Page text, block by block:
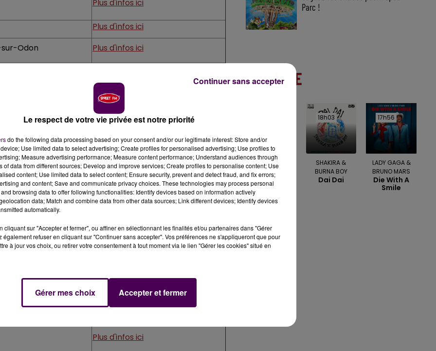
Plus d'infos ici
Plus d'infos ici
Odon Plus d'infos ici
Plus d'infos ici
Odon Plus d'infos ici
Plus d'infos ici
Plus d'infos ici
Plus d'infos ici
sur-Orne Plus d'infos ici
Plus d'infos ici
Parc !
À LA UNE
ED SHEERAN
Perfect
18h03
18h03
SHAKIRA &
BURNA BOY
Dai Dai
17h56
17h56
LADY GAGA &
BRUNO MARS
Die With A
Smile
Le respect de votre vie privée est notre priorité
do the following data processing based on your consent and/or our legitimate interest: Store and/or
Use limited data to select advertising; Create profiles for personalised advertising; Use profiles to
Measure advertising performance; Measure content performance; Understand audiences through
of data from different sources; Develop and improve services; Create profiles to personalise content; Use
content; Use limited data to select content; Ensure security, prevent and detect fraud, and fix errors;
and content; Save and communicate privacy choices. These technologies may process personal
browsing data to offer following functionalities: Identify devices based on information actively
data; Match and combine data from other data sources; Link different devices; Identify devices
automatically.
cliquant sur "Accepter et fermer", ou affiner en sélectionnant les finalités et/ou partenaires dans "Gérer
également refuser en cliquant sur "Continuer sans accepter". Vos préférences ne s'appliqueront que pour
à jour vos choix, ou retirer votre consentement à tout moment via le lien "Gérer les cookies" situé en
Gérer mes choix Accepter et fermer
Continuer sans accepter